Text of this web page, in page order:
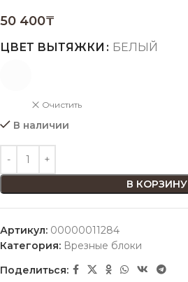
50 400₸
ЦВЕТ ВЫТЯЖКИ БЕЛЫЙ
Очистить
В наличии
В КОРЗИНУ
Артикул: 00000011284
Категория: Врезные блоки
Поделиться: